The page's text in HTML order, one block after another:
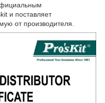
и поставляет
от производителя.